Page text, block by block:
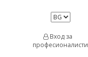
Вход за
професионалисти